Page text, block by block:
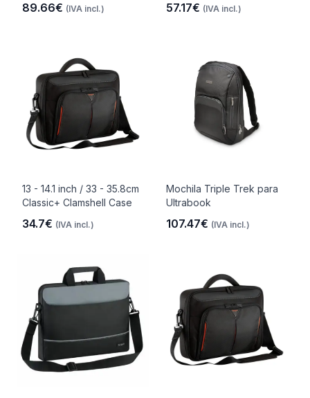
89.66€ (IVA incl.) 57.17€ (IVA incl.)
13 - 14.1 inch / 33 - 35.8cm
Classic+ Clamshell Case
34.7€ (IVA incl.)
Mochila Triple Trek para
Ultrabook
107.47€ (IVA incl.)